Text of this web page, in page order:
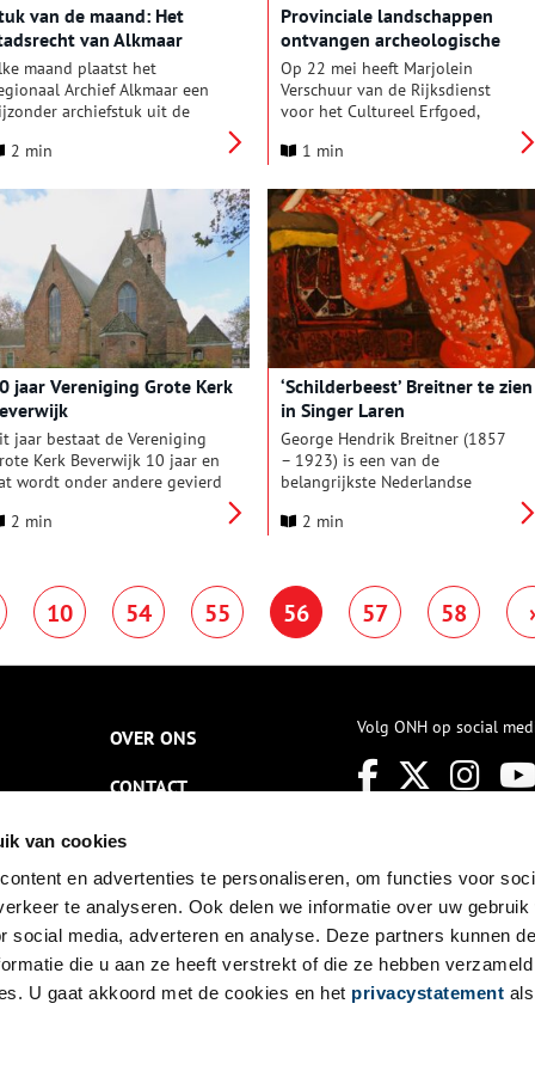
van cookies
en advertenties te personaliseren, om functies voor
te analyseren. Ook delen we informatie over uw gebruik
social media, adverteren en analyse. Deze partners kunnen
die u aan ze heeft verstrekt of die ze hebben
U gaat akkoord met de cookies en het privacystatement
en zijn vrouwen.
van de maand: Het
van Alkmaar
maand plaatst het
Archief Alkmaar een
archiefstuk uit de
keer: het middeleeuwse
2 min
Provinciale landschappen
ontvangen archeologische
rijksmonumentenpaspoorten
Op 22 mei heeft Marjolein
Verschuur van de Rijksdienst
voor het Cultureel Erfgoed,
rijksmonumentenpaspoorten
de provinciale landschappen. De
uitreiking vond plaats op
Landgoed Oostbroek in de Bilt.
Met 111 van de circa 1470
archeologische
rijksmonumenten in bezit,
vormen de provinciale
Landschappen een belangrijke
rentmeester van ons verleden.
1 min
jaar Vereniging Grote Kerk
jaar bestaat de Vereniging
Kerk Beverwijk 10 jaar en
wordt onder andere gevierd
lezingen en een
2 min
‘Schilderbeest’ Breitner te zien
in Singer Laren
George Hendrik Breitner (1857
– 1923) is een van de
belangrijkste Nederlandse
eeuw. De afgelopen decennia is
als fotograaf. Het leverde hem
bijnamen op als ‘de schilder van
Amsterdam’ en ‘Nederlands
van Breitner uit het oog
2 min
10 54 55 56 57 58 ›
OVER ONS
CONTACT
NIEUWSBRIEF
DISCLAIMER
PRIVACY
TOEGANKELIJKHEID
Volg ONH op social